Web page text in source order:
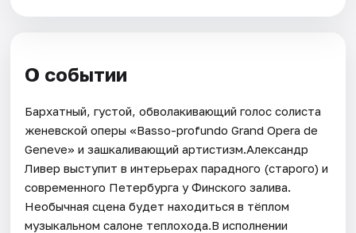
О событии
Бархатный, густой, обволакивающий голос солиста
женевской оперы «Basso-profundo Grand Opera de
Geneve» и зашкаливающий артистизм.Александр
Ливер выступит в интерьерах парадного (старого) и
современного Петербурга у Финского залива.
Необычная сцена будет находиться в тёплом
музыкальном салоне теплохода.В исполнении